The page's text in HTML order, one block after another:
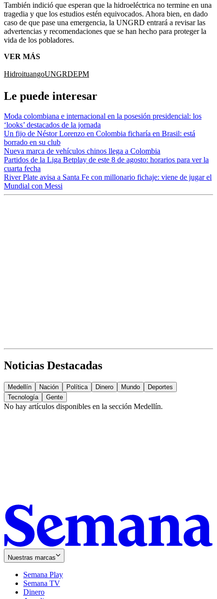
También indició que esperan que la hidroeléctrica no termine en una
tragedia y que los estudios estén equivocados. Ahora bien, en dado
caso de que pase una emergencia, la UNGRD entrará a revisar las
advertencias y recomendaciones que se han hecho para proteger la
vida de los pobladores.
VER MÁS
HidroituangoUNGRDEPM
Le puede interesar
Moda colombiana e internacional en la posesión presidencial: los
‘looks’ destacados de la jornada
Un fijo de Néstor Lorenzo en Colombia ficharía en Brasil: está
borrado en su club
Nueva marca de vehículos chinos llega a Colombia
Partidos de la Liga Betplay de este 8 de agosto: horarios para ver la
cuarta fecha
River Plate avisa a Santa Fe con millonario fichaje: viene de jugar el
Mundial con Messi
Noticias Destacadas
Medellín Nación Política Dinero Mundo
Deportes
Tecnología
Gente
No hay artículos disponibles en la sección Medellín.
Nuestras marcas
Semana Play
Semana TV
Dinero